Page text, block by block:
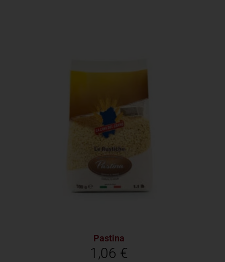
Pastina
1,06 €